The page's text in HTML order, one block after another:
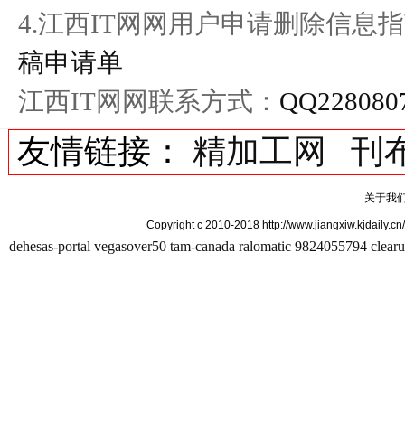
4.江西IT网网用户申请删除信息
稿申请单
江西IT网网联系方式：
友情链接： 精加工网 刊
关于我
Copyright c 2010-2018 http://
dehesas-portal vegasover50 tam-canada ralomatic 9824055794